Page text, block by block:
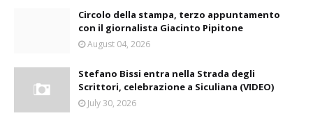
Circolo della stampa, terzo appuntamento
con il giornalista Giacinto Pipitone
August 04, 2026
Stefano Bissi entra nella Strada degli
Scrittori, celebrazione a Siculiana (VIDEO)
July 30, 2026